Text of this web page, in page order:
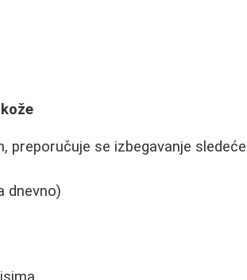
preporučuje se izbegavanje
dnevno)